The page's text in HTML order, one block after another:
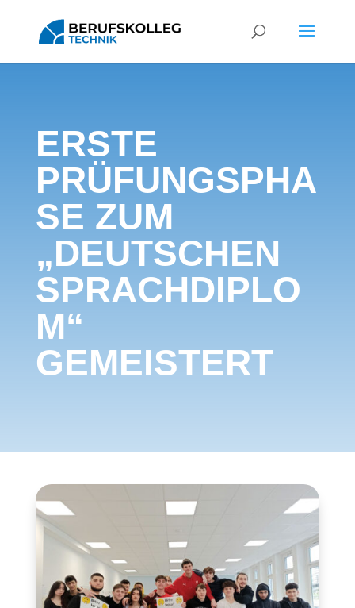
ERSTE
PRÜFUNGSPHA
SE ZUM
„DEUTSCHEN
SPRACHDIPLO
M“
GEMEISTERT